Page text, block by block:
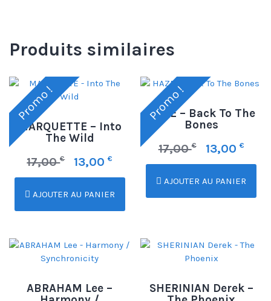
Produits similaires
Promo !
MARQUETTE – Into
The Wild
17,00€ 13,00€
AJOUTER AU PANIER
Promo !
HAZE – Back To The
Bones
17,00€ 13,00 €
AJOUTER AU PANIER
ABRAHAM Lee –
SHERINIAN Derek –